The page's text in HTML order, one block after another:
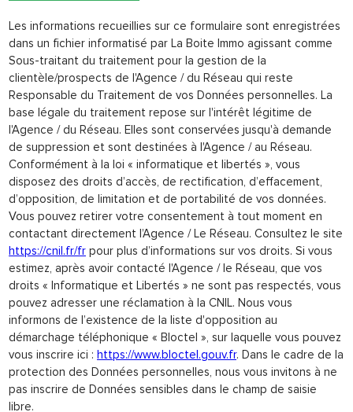
Les informations recueillies sur ce formulaire sont enregistrées
dans un fichier informatisé par La Boite Immo agissant comme
Sous-traitant du traitement pour la gestion de la
clientèle/prospects de l'Agence / du Réseau qui reste
Responsable du Traitement de vos Données personnelles. La
base légale du traitement repose sur l'intérêt légitime de
l'Agence / du Réseau. Elles sont conservées jusqu'à demande
de suppression et sont destinées à l'Agence / au Réseau.
Conformément à la loi « informatique et libertés », vous
disposez des droits d’accès, de rectification, d’effacement,
d’opposition, de limitation et de portabilité de vos données.
Vous pouvez retirer votre consentement à tout moment en
contactant directement l’Agence / Le Réseau. Consultez le site
https://cnil.fr/fr pour plus d’informations sur vos droits. Si vous
estimez, après avoir contacté l'Agence / le Réseau, que vos
droits « Informatique et Libertés » ne sont pas respectés, vous
pouvez adresser une réclamation à la CNIL. Nous vous
informons de l’existence de la liste d'opposition au
démarchage téléphonique « Bloctel », sur laquelle vous pouvez
vous inscrire ici : https://www.bloctel.gouv.fr. Dans le cadre de la
protection des Données personnelles, nous vous invitons à ne
pas inscrire de Données sensibles dans le champ de saisie
libre.